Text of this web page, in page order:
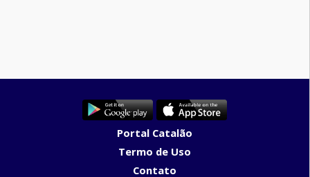
Portal Catalão
Termo de Uso
Contato